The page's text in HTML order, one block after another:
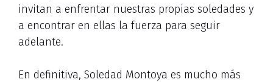
invitan a enfrentar nuestras propias soledades y
a encontrar en ellas la fuerza para seguir
adelante.
En definitiva, Soledad Montoya es mucho más